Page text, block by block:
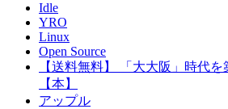
Idle
YRO
Linux
Open Source
【送料無料】 「大大阪」時代
【本】
アップル